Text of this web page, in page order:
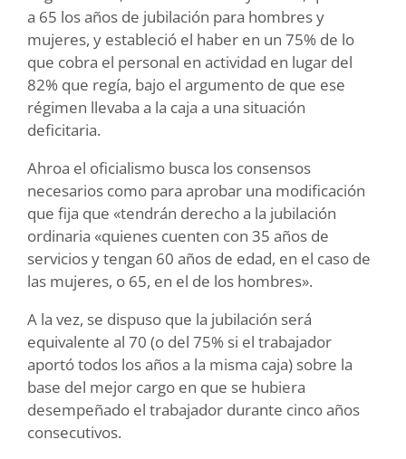
a 65 los años de jubilación para hombres y
mujeres, y estableció el haber en un 75% de lo
que cobra el personal en actividad en lugar del
82% que regía, bajo el argumento de que ese
régimen llevaba a la caja a una situación
deficitaria.
Ahroa el oficialismo busca los consensos
necesarios como para aprobar una modificación
que fija que «tendrán derecho a la jubilación
ordinaria «quienes cuenten con 35 años de
servicios y tengan 60 años de edad, en el caso de
las mujeres, o 65, en el de los hombres».
A la vez, se dispuso que la jubilación será
equivalente al 70 (o del 75% si el trabajador
aportó todos los años a la misma caja) sobre la
base del mejor cargo en que se hubiera
desempeñado el trabajador durante cinco años
consecutivos.